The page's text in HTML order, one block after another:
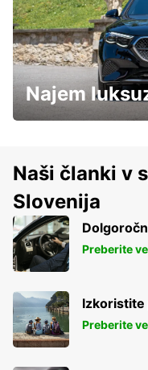
Najem
Naši članki v
Slovenija
Preberite
Izkoristite
Preberite